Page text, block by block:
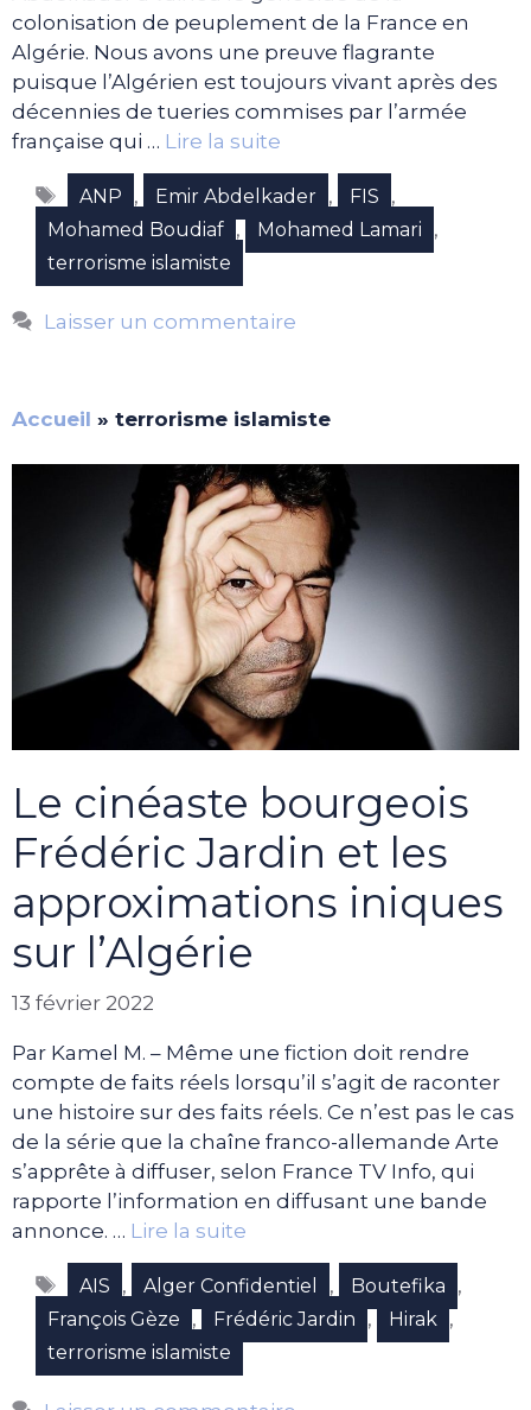
colonisation de peuplement de la France en
Algérie. Nous avons une preuve flagrante
puisque l’Algérien est toujours vivant après des
décennies de tueries commises par l’armée
française qui … Lire la suite
Étiquettes
ANP , Emir Abdelkader , FIS ,
Mohamed Boudiaf , Mohamed Lamari ,
terrorisme islamiste
Laisser un commentaire
Accueil » terrorisme islamiste
Le cinéaste bourgeois
Frédéric Jardin et les
approximations iniques
sur l’Algérie
13 février 2022
Par Kamel M. – Même une fiction doit rendre
compte de faits réels lorsqu’il s’agit de raconter
une histoire sur des faits réels. Ce n’est pas le cas
de la série que la chaîne franco-allemande Arte
s’apprête à diffuser, selon France TV Info, qui
rapporte l’information en diffusant une bande
annonce. … Lire la suite
Étiquettes
AIS , Alger Confidentiel , Boutefika ,
François Gèze , Frédéric Jardin , Hirak ,
terrorisme islamiste